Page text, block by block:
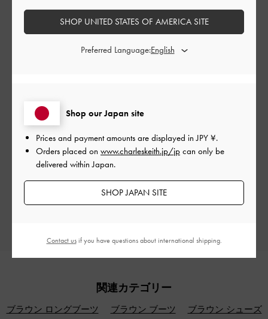
ご感想をお聞かせください
Let us know what you think
レビューを書く
関連カテゴリー
ブラウン ロングブーツ ブラウン ブーツ
ブラウン シューズ
Shop our Japan site
Prices and payment amounts are displayed inJPY ¥.
Orders placed on www.charleskeith.jp/jp can only be
delivered within Japan.
SHOP JAPAN SITE
SHOP UNITED STATES OF AMERICA SITE
Preferred Language:
Contact usif you have questions about international shipping.